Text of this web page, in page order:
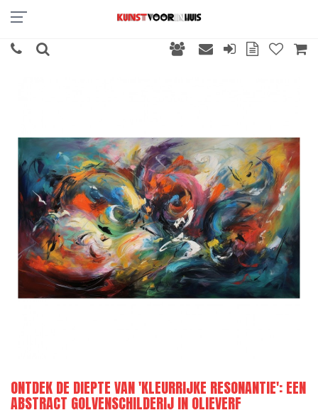
ONTDEK DE DIEPTE VAN 'KLEURRIJKE RESONANTIE': EEN
ABSTRACT GOLVENSCHILDERIJ IN OLIEVERF